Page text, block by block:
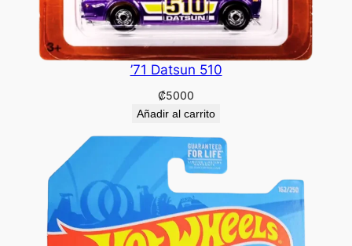
’71 Datsun 510
₡5000
Añadir al carrito